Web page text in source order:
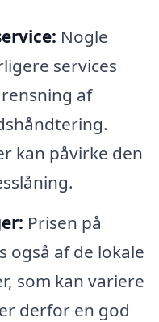
Nogle
services
af
kan påvirke den
Prisen på
også af de lokale
som kan variere
derfor en god